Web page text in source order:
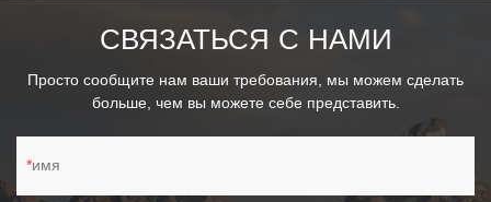
стирать в машине.-Для плоской швабры размером 40*10см.
СВЯЗАТЬСЯ С НАМИ
Просто сообщите нам ваши требования, мы можем сделать
больше, чем вы можете себе представить.
имя